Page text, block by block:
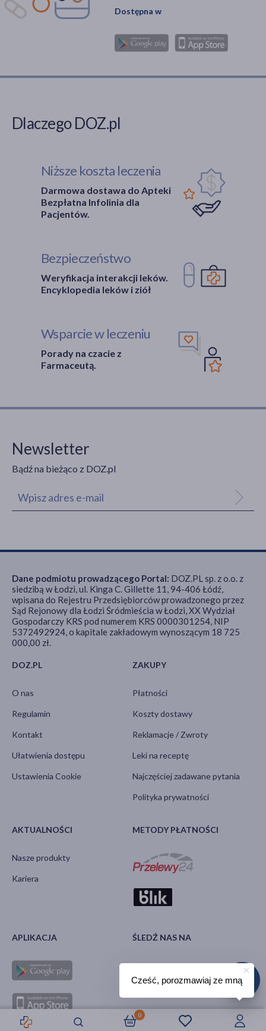
0
Dostępna w
Dlaczego DOZ.pl
Niższe koszta leczenia
Darmowa dostawa do Apteki
Bezpłatna Infolinia dla
Pacjentów.
Bezpieczeństwo
Weryfikacja interakcji leków.
Encyklopedia leków i ziół
Wsparcie w leczeniu
Porady na czacie z
Farmaceutą.
Newsletter
Bądź na bieżąco z DOZ.pl
DOZ.PL
O nas
Regulamin
Kontakt
Ułatwienia dostępu
Ustawienia Cookie
ZAKUPY
Płatności
Koszty dostawy
Reklamacje / Zwroty
Leki na receptę
Najczęściej zadawane pytania
Polityka prywatności
AKTUALNOŚCI
Nasze produkty
Kariera
METODY PŁATNOŚCI
APLIKACJA ŚLEDŹ NAS NA
Dane podmiotu prowadzącego Portal: DOZ.PL sp. z o.o. z
siedzibą w Łodzi, ul. Kinga C. Gillette 11, 94-406 Łódź,
wpisana do Rejestru Przedsiębiorców prowadzonego przez
Sąd Rejonowy dla Łodzi Śródmieścia w Łodzi, XX Wydział
Gospodarczy KRS pod numerem KRS 0000301254, NIP
5372492924, o kapitale zakładowym wynoszącym 18 725
000,00 zł.
Cześć, porozmawiaj ze mną